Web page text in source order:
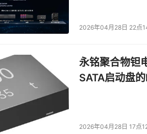
2026年04月28日 22点
永铭聚合物钽
SATA启动盘
2026年04月28日 17点